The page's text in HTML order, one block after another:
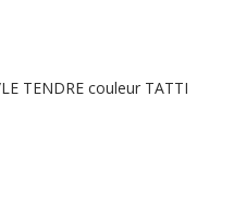
TENDRE couleur TATTI